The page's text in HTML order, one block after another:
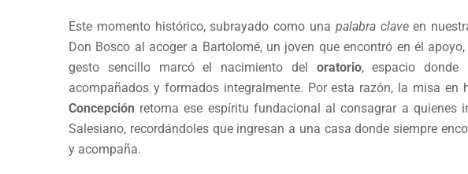
Este momento histórico, subrayado como una palabra claveen
Don Bosco al acoger a Bartolomé, un joven que encontró en él
gesto sencillo marcó el nacimiento del oratorio, espacio donde
acompañados y formados integralmente. Por esta razón, la misa
Concepción retoma ese espíritu fundacional al consagrar a quienes
Salesiano, recordándoles que ingresan a una casa donde siempre
y acompaña.